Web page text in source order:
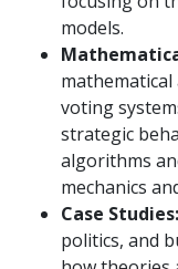
models.
voting
strategic
algorithms
mechanics
Case Studies:
politics, and